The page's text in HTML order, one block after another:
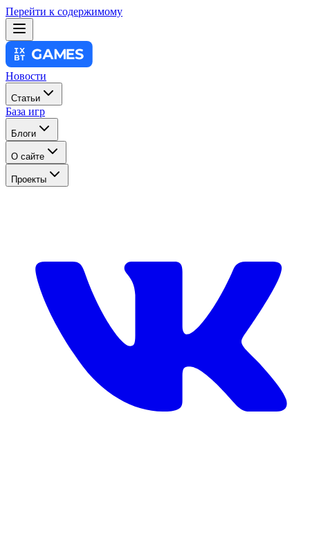
Перейти к содержимому
Новости
Статьи
База игр
Блоги
О сайте
Проекты